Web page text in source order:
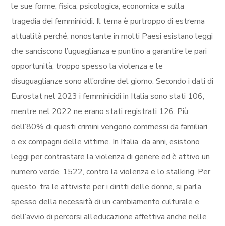
le sue forme, fisica, psicologica, economica e sulla
tragedia dei femminicidi. Il tema è purtroppo di estrema
attualità perché, nonostante in molti Paesi esistano leggi
che sanciscono l’uguaglianza e puntino a garantire le pari
opportunità, troppo spesso la violenza e le
disuguaglianze sono all’ordine del giorno. Secondo i dati di
Eurostat nel 2023 i femminicidi in Italia sono stati 106,
mentre nel 2022 ne erano stati registrati 126. Più
dell’80% di questi crimini vengono commessi da familiari
o ex compagni delle vittime. In Italia, da anni, esistono
leggi per contrastare la violenza di genere ed è attivo un
numero verde, 1522, contro la violenza e lo stalking. Per
questo, tra le attiviste per i diritti delle donne, si parla
spesso della necessità di un cambiamento culturale e
dell’avvio di percorsi all’educazione affettiva anche nelle